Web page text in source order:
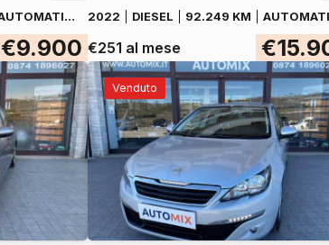
AUTOMATICO
€9.900
2022 DIESEL 92.249 KM
€251 al mese
Venduto